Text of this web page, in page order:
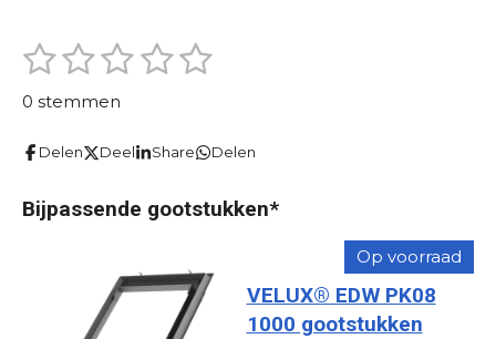
R
g
1
s
e
r
2
s
e
r
3
s
e
r
e
n
4
e
r
r
e
n
5
e
r
e
n
S
e
0 stemmen
Delen Deel Share Delen
Bijpassende gootstukken*
Op voorraad
VELUX® EDW PK08
1000 gootstukken